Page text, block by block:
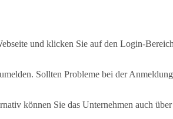
und klicken Sie auf den Login-
Sollten Probleme bei der
können Sie das Unternehmen auch